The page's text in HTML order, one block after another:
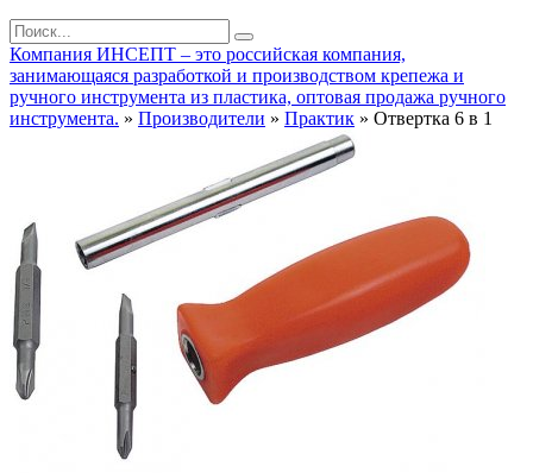
Компания ИНСЕПТ – это российская компания,
занимающаяся разработкой и производством крепежа и
ручного инструмента из пластика, оптовая продажа ручного
инструмента. » Производители » Практик » Отвертка 6 в 1